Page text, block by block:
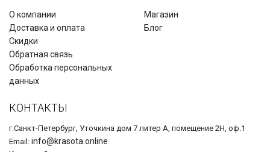
О компании
Доставка и оплата
Скидки
Обратная связь
Обработка персональных
данных
Магазин
Блог
КОНТАКТЫ
г.Санкт-Петербург, Уточкина дом 7 литер А, помещение 2Н, оф.1
Email: info@krasota.online